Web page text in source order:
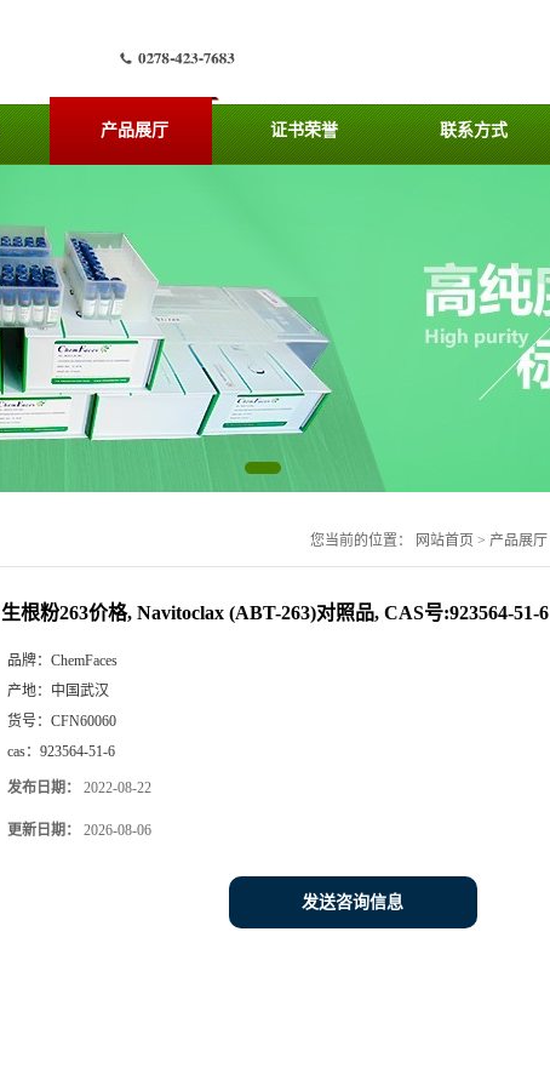
产品展厅 证书荣誉 联系方式
您当前的位置： 网站首页 > 产品展厅
生根粉263价格, Navitoclax (ABT-263)对照品, CAS号:923564-51-6
品牌： ChemFaces
产地： 中国武汉
货号： CFN60060
cas： 923564-51-6
发布日期： 2022-08-22
更新日期： 2026-08-06
发送咨询信息